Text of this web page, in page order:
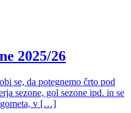
2025/26
se, da potegnemo črto pod
sezone, gol sezone ipd. in se
v […]